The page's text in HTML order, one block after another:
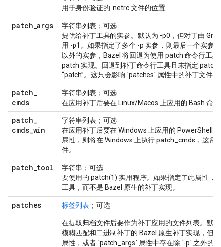
用于身份验证的 .netrc 文件的位置
patch_args
字符串列表；可选
提供给补丁工具的实参。默认为 -p0，但对于由 Git
用 -p1。如果指定了多个 -p 实参，则最后一个实参
以外的实参，Bazel 将回退为使用 patch 命令行工
patch 实现。回退到补丁命令行工具且未指定
“patch”。这只会影响 `patches` 属性中的补丁文件。
patch_
cmds
字符串列表；可选
在应用补丁后要在 Linux/Macos 上应用的 Bash 命
patch_
cmds_win
字符串列表；可选
在应用补丁后要在 Windows 上应用的 PowerShell
属性，则将在 Windows 上执行 patch_cmds，这需
件。
patch_tool
字符串；可选
要使用的 patch(1) 实用程序。如果指定了此属性，
工具，而不是 Bazel 原生的补丁实现。
patches 标签列表 ；可选
在提取归档文件后要作为补丁应用的文件列表。默
模糊匹配和二进制补丁的 Bazel 原生补丁实现，但
属性，或者 `patch_args` 属性中存在除 `-p` 之外的